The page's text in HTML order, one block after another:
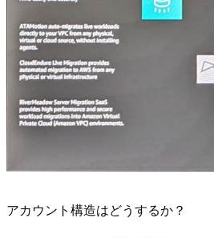
アカウント構造はどうするか？